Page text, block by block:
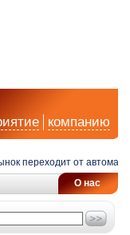
компанию
переходит от
О нас